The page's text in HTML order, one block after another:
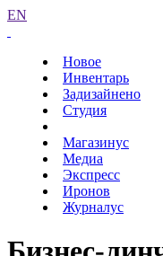
EN
Новое
Инвентарь
Задизайнено
Студия
Магазинус
Медиа
Экспресс
Иронов
Журналус